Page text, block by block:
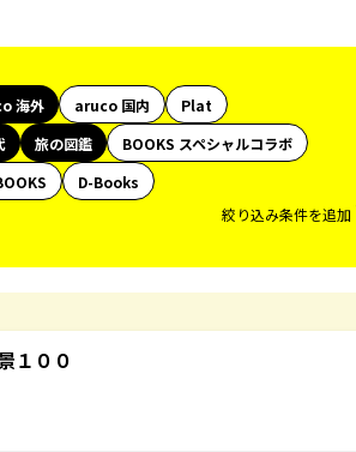
海外 aruco 国内
Plat
旅の図鑑
BOOKS スペシャルコラボ
D-Books
絞り込み条件を追加
１００